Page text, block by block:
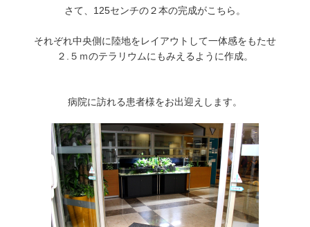
さて、125センチの２本の完成がこちら。
それぞれ中央側に陸地をレイアウトして一体感をもたせ
２.５ｍのテラリウムにもみえるように作成。
病院に訪れる患者様をお出迎えします。